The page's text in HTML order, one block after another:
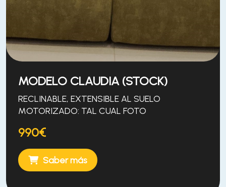
MODELO CLAUDIA (STOCK)
RECLINABLE, EXTENSIBLE AL SUELO
MOTORIZADO: TAL CUAL FOTO
990€
Saber más